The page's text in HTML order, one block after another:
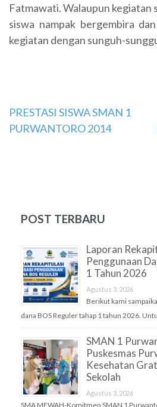
Fatmawati. Walaupun kegiatan
siswa nampak bergembira
kegiatan dengan sunguh-
Navigasi
pos
PRESTASI SISWA SMAN 1
PURWANTORO 2014
POST TERBARU
Laporan
Penggunaan
1 Tahun 2026
Agustus 3, 2026
Berikut kami
dana BOS Reguler tahap 1 tahun 2026.
SMAN 1
Puskesmas
Kesehatan
Sekolah
Agustus 3, 2026
SMA MEWAH-Komitmen SMAN 1